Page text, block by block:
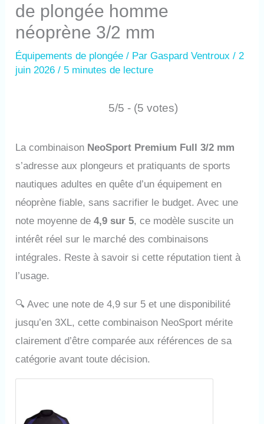
de plongée homme
néoprène 3/2 mm
Équipements de plongée / ParGaspard Ventroux/ 2
juin 2026/ 5 minutes de lecture
5/5 - (5 votes)
La combinaison NeoSport Premium Full 3/2 mm
s’adresse aux plongeurs et pratiquants de sports
nautiques adultes en quête d’un équipement en
néoprène fiable, sans sacrifier le budget. Avec une
note moyenne de4,9 sur 5, ce modèle suscite un
intérêt réel sur le marché des combinaisons
intégrales. Reste à savoir si cette réputation tient à
l’usage.
🔍 Avec une note de 4,9 sur 5 et une disponibilité
jusqu’en 3XL, cette combinaison NeoSport mérite
clairement d’être comparée aux références de sa
catégorie avant toute décision.